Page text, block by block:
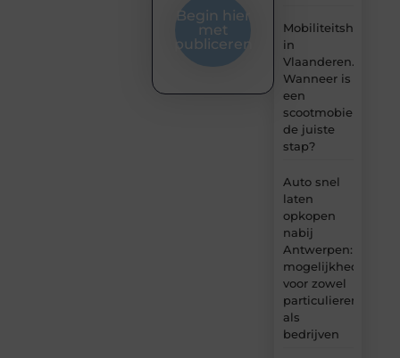
in
Vlaanderen.
Wanneer is
een
scootmobiel
de juiste
stap?
Auto snel
laten
opkopen
nabij
Antwerpen:
mogelijkheden
voor zowel
particulieren
als
bedrijven
Begin hier
met
publiceren